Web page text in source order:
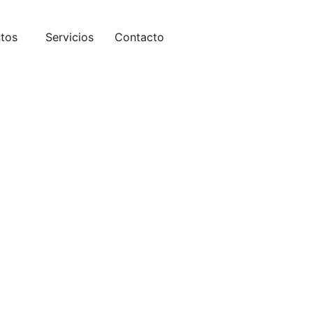
Servicios Contacto